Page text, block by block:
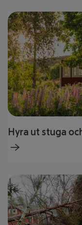
Hyra ut stuga